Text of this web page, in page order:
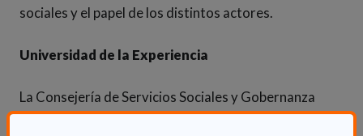
sociales y el papel de los distintos actores.
Universidad de la Experiencia
La Consejería de Servicios Sociales y Gobernanza
Pública también ha renovado un convenio de